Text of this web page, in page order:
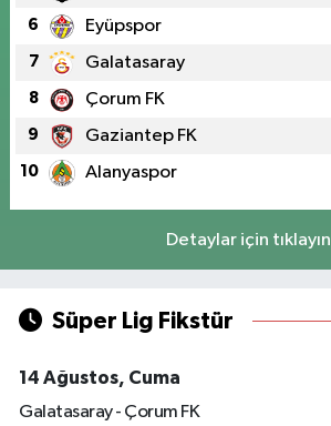
6 Eyüpspor
7 Galatasaray
8 Çorum FK
9 Gaziantep FK
10 Alanyaspor
Detaylar için tıklayın
Süper Lig Fikstür
14 Ağustos, Cuma
Galatasaray - Çorum FK